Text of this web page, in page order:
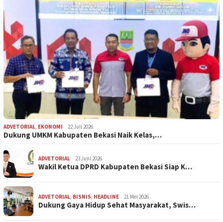
ADVETORIAL EKONOMI 22 Juli 2026
Dukung UMKM Kabupaten Bekasi Naik Kelas,…
ADVETORIAL 23 Juni 2026
Wakil Ketua DPRD Kabupaten Bekasi Siap K…
ADVETORIAL BISNIS HEADLINE 21 Mei 2026
Dukung Gaya Hidup Sehat Masyarakat, Swis…